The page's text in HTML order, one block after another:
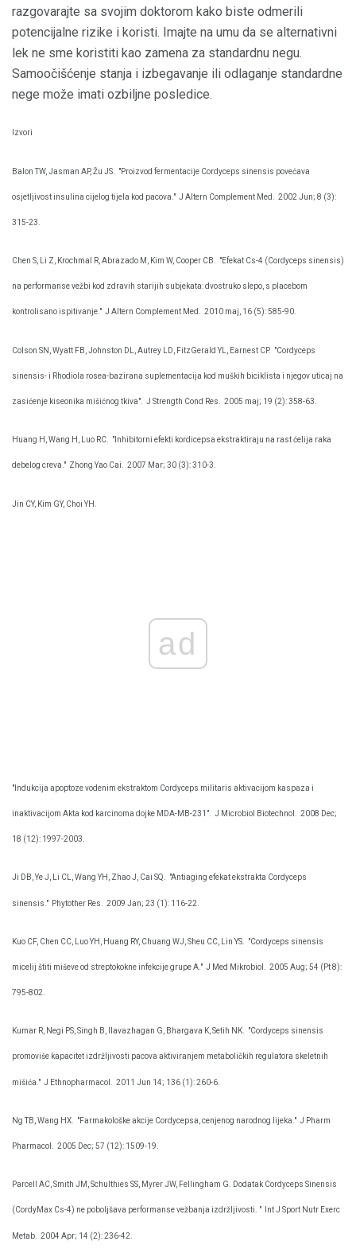
razgovarajte sa svojim doktorom kako biste odmerili
potencijalne rizike i koristi. Imajte na umu da se alternativni
lek ne sme koristiti kao zamena za standardnu ​​negu.
Samoočišćenje stanja i izbegavanje ili odlaganje standardne
nege može imati ozbiljne posledice.
Izvori
Balon TW, Jasman AP, Žu JS. "Proizvod fermentacije Cordyceps sinensis povećava
osjetljivost insulina cijelog tijela kod pacova." J Altern Complement Med. 2002 Jun; 8 (3):
315-23.
Chen S, Li Z, Krochmal R, Abrazado M, Kim W, Cooper CB. "Efekat Cs-4 (Cordyceps sinensis)
na performanse vežbi kod zdravih starijih subjekata: dvostruko slepo, s placebom
kontrolisano ispitivanje." J Altern Complement Med. 2010 maj, 16 (5): 585-90.
Colson SN, Wyatt FB, Johnston DL, Autrey LD, FitzGerald YL, Earnest CP. "Cordyceps
sinensis- i Rhodiola rosea-bazirana suplementacija kod muških biciklista i njegov uticaj na
zasićenje kiseonika mišićnog tkiva". J Strength Cond Res. 2005 maj; 19 (2): 358-63.
Huang H, Wang H, Luo RC. "Inhibitorni efekti kordicepsa ekstraktiraju na rast ćelija raka
debelog creva." Zhong Yao Cai. 2007 Mar; 30 (3): 310-3.
Jin CY, Kim GY, Choi YH.
ad
"Indukcija apoptoze vodenim ekstraktom Cordyceps militaris aktivacijom kaspaza i
inaktivacijom Akta kod karcinoma dojke MDA-MB-231". J Microbiol Biotechnol. 2008 Dec;
18 (12): 1997-2003.
Ji DB, Ye J, Li CL, Wang YH, Zhao J, Cai SQ. "Antiaging efekat ekstrakta Cordyceps
sinensis." Phytother Res. 2009 Jan; 23 (1): 116-22.
Kuo CF, Chen CC, Luo YH, Huang RY, Chuang WJ, Sheu CC, Lin YS. "Cordyceps sinensis
micelij štiti miševe od streptokokne infekcije grupe A." J Med Mikrobiol. 2005 Aug; 54 (Pt 8):
795-802.
Kumar R, Negi PS, Singh B, Ilavazhagan G, Bhargava K, Setih NK. "Cordyceps sinensis
promoviše kapacitet izdržljivosti pacova aktiviranjem metaboličkih regulatora skeletnih
mišića." J Ethnopharmacol. 2011 Jun 14; 136 (1): 260-6.
Ng TB, Wang HX. "Farmakološke akcije Cordycepsa, cenjenog narodnog lijeka." J Pharm
Pharmacol. 2005 Dec; 57 (12): 1509-19.
Parcell AC, Smith JM, Schulthies SS, Myrer JW, Fellingham G. Dodatak Cordyceps Sinensis
(CordyMax Cs-4) ne poboljšava performanse vežbanja izdržljivosti. " Int J Sport Nutr Exerc
Metab. 2004 Apr; 14 (2): 236-42.